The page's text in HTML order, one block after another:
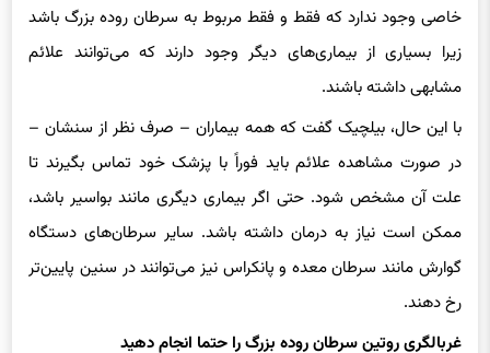
می‌گوید: این علائم، مختص سرطان روده بزرگ نیستند. هیچ علامت
خاصی وجود ندارد که فقط و فقط مربوط به سرطان روده بزرگ باشد
زیرا بسیاری از بیماری‌های دیگر وجود دارند که می‌توانند علائم
مشابهی داشته باشند.
با این حال، بیلچیک گفت که همه بیماران – صرف نظر از سنشان –
در صورت مشاهده علائم باید فوراً با پزشک خود تماس بگیرند تا
علت آن مشخص شود. حتی اگر بیماری دیگری مانند بواسیر باشد،
ممکن است نیاز به درمان داشته باشد. سایر سرطان‌های دستگاه
گوارش مانند سرطان معده و پانکراس نیز می‌توانند در سنین پایین‌تر
رخ دهند.